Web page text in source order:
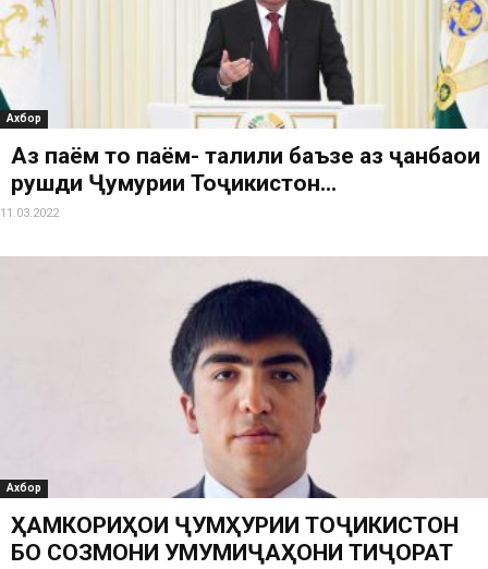
Ахбор
Аз паём то паём- таҳлили баъзе аз ҷанбаҳои
рушди Ҷумҳурии Тоҷикистон...
11.03.2022
Ахбор
ҲАМКОРИҲОИ ҶУМҲУРИИ ТОҶИКИСТОН
БО СОЗМОНИ УМУМИҶАҲОНИ ТИҶОРАТ